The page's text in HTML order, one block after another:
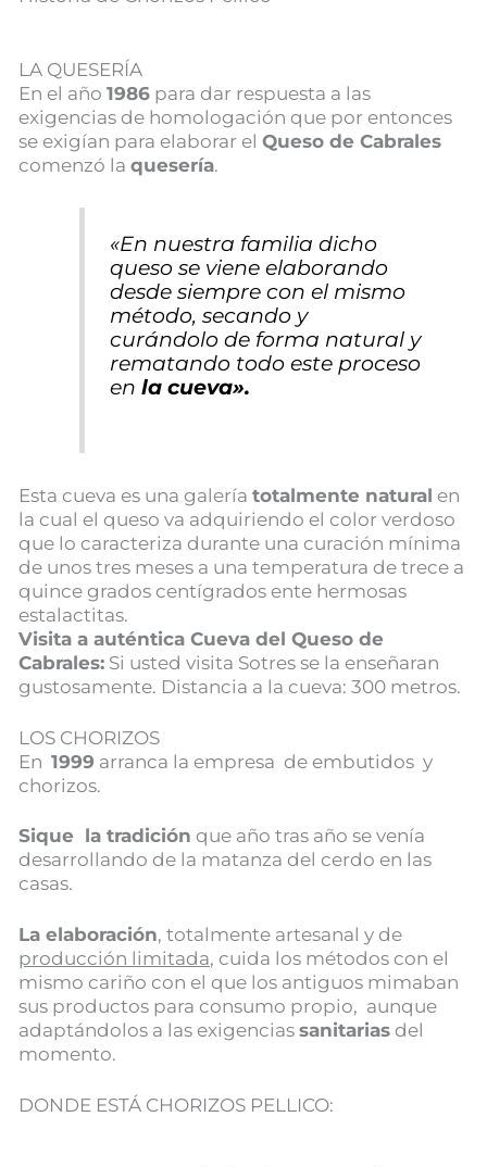
LA QUESERÍA
En el año 1986 para dar respuesta a las
exigencias de homologación que por entonces
se exigían para elaborar el Queso de Cabrales
comenzó la quesería.
«En nuestra familia dicho
queso se viene elaborando
desde siempre con el mismo
método, secando y
curándolo de forma natural y
rematando todo este proceso
en la cueva».
Esta cueva es una galería totalmente natural en
la cual el queso va adquiriendo el color verdoso
que lo caracteriza durante una curación mínima
de unos tres meses a una temperatura de trece a
quince grados centígrados ente hermosas
estalactitas.
Visita a auténtica Cueva del Queso de
Cabrales: Si usted visita Sotres se la enseñaran
gustosamente. Distancia a la cueva: 300 metros.
LOS CHORIZOS
En 1999 arranca la empresa de embutidos y
chorizos.
Sique la tradición que año tras año se venía
desarrollando de la matanza del cerdo en las
casas.
La elaboración, totalmente artesanal y de
producción limitada, cuida los métodos con el
mismo cariño con el que los antiguos mimaban
sus productos para consumo propio, aunque
adaptándolos a las exigencias sanitarias del
momento.
DONDE ESTÁ CHORIZOS PELLICO: